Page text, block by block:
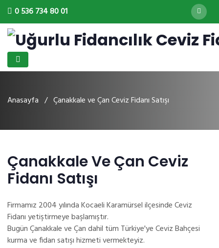
0 536 734 80 01
Anasayfa / Çanakkale ve Çan Ceviz Fidanı Satışı
Çanakkale Ve Çan Ceviz
Fidanı Satışı
Firmamız 2004 yılında Kocaeli Karamürsel ilçesinde Ceviz
Fidanı yetiştirmeye başlamıştır.
Bugün Çanakkale ve Çan dahil tüm Türkiye'ye Ceviz Bahçesi
kurma ve fidan satışı hizmeti vermekteyiz.